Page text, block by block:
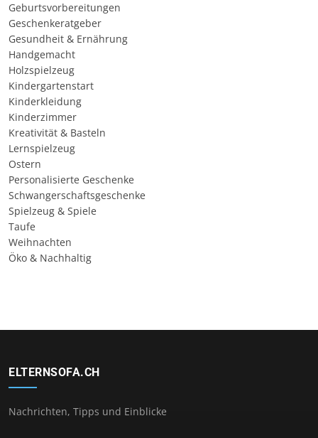
Geburtsvorbereitungen
Geschenkeratgeber
Gesundheit & Ernährung
Handgemacht
Holzspielzeug
Kindergartenstart
Kinderkleidung
Kinderzimmer
Kreativität & Basteln
Lernspielzeug
Ostern
Personalisierte Geschenke
Schwangerschaftsgeschenke
Spielzeug & Spiele
Taufe
Weihnachten
Öko & Nachhaltig
ELTERNSOFA.CH
Nachrichten, Tipps und Einblicke